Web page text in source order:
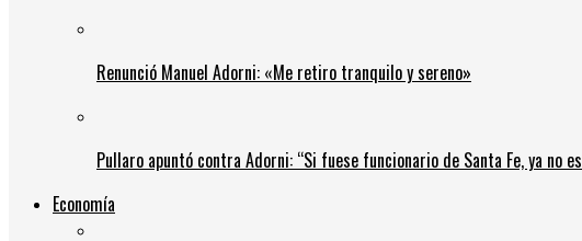
Renunció Manuel Adorni: «Me retiro tranquilo y sereno»
Pullaro apuntó contra Adorni: “Si fuese funcionario de Santa Fe, ya no
Economía